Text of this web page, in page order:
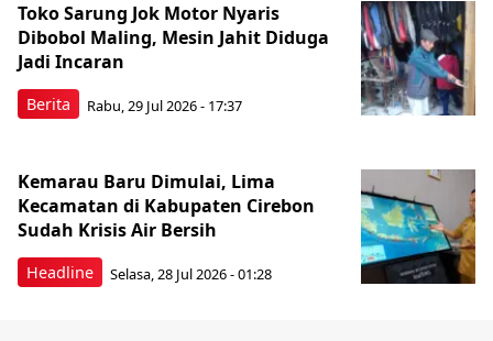
Berita
Toko Sarung Jok Motor Nyaris
Dibobol Maling, Mesin Jahit Diduga
Jadi Incaran
Rabu, 29 Jul 2026 - 17:37
Headline
Kemarau Baru Dimulai, Lima
Kecamatan di Kabupaten Cirebon
Sudah Krisis Air Bersih
Selasa, 28 Jul 2026 - 01:28